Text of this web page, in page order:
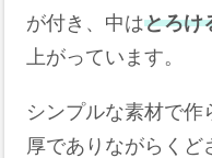
が付き、中はとろけ
上がっています。
シンプルな素材で作
厚でありながらくど